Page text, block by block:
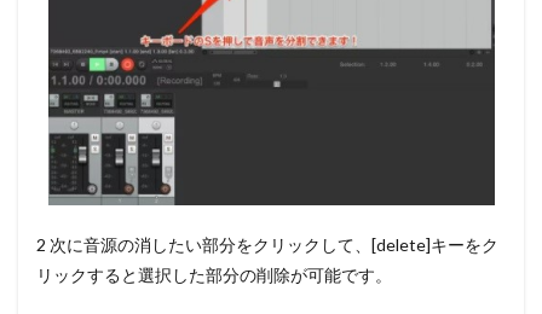
2 次に音源の消したい部分をクリックして、 [delete]キーをク
リックすると選択した部分の削除が可能です。